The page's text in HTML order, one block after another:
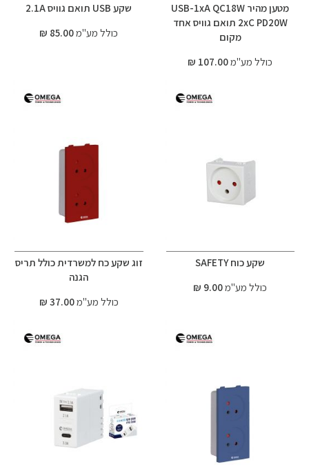
מטען מהיר USB-1xA QC18W
2xC PD20W תואם גוויס אחד
מקום
כולל מע"מ107.00 ₪
שקע USB תואם גוויס 2.1A
כולל מע"מ85.00 ₪
שקע כוח SAFETY
כולל מע"מ9.00 ₪
זוג שקע כח למשרדית כולל תריס
הגנה
כולל מע"מ37.00 ₪